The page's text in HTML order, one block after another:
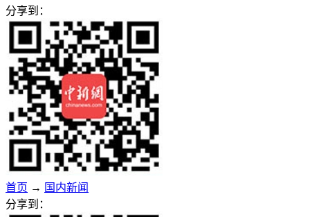
分享到：
首页 → 国内新闻
分享到：